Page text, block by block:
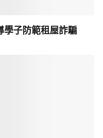
子防範租屋詐騙